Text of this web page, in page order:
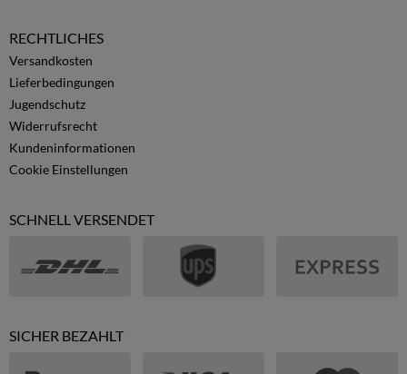
RECHTLICHES
Versandkosten
Lieferbedingungen
Jugendschutz
Widerrufsrecht
Kundeninformationen
Cookie Einstellungen
SCHNELL VERSENDET
SICHER BEZAHLT